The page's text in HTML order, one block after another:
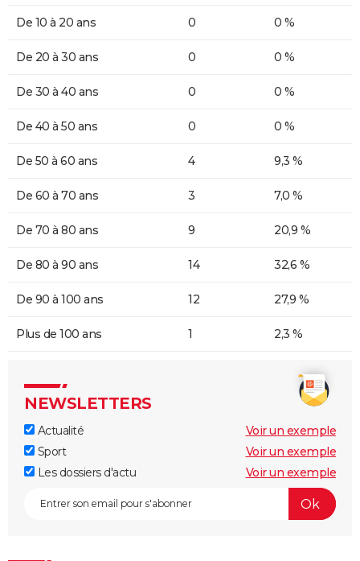
De 10 à 20 ans 0 0 %
De 20 à 30 ans 0 0 %
De 30 à 40 ans 0 0 %
De 40 à 50 ans 0 0 %
De 50 à 60 ans 4 9,3 %
De 60 à 70 ans 3 7,0 %
De 70 à 80 ans 9 20,9 %
De 80 à 90 ans 14 32,6 %
De 90 à 100 ans 12 27,9 %
Plus de 100 ans 1 2,3 %
NEWSLETTERS
Actualité
Voir un exemple
Sport
Voir un exemple
Les dossiers d'actu
Voir un exemple